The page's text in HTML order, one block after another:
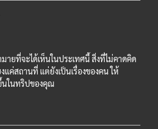
ยที่จะได้เห็นในประเทศนี้ สิ่งที่ไม่คาดคิด
แค่สถานที่ แต่ยังเป็นเรื่องของคน ให้
นในทริปของคุณ